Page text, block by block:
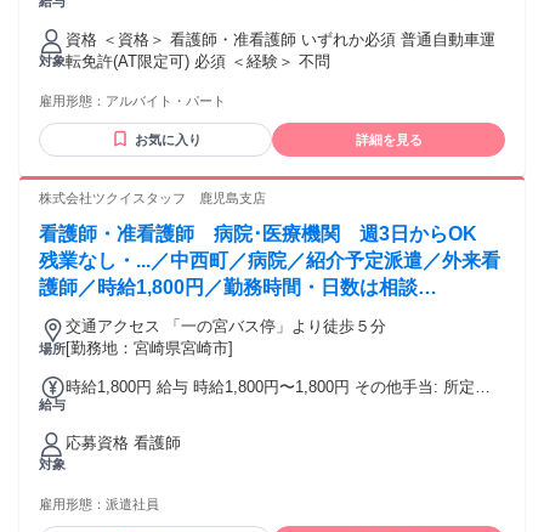
（実費/月5万円まで）
対象
資格 ＜資格＞ 看護師・准看護師 いずれか必須 普通自動車運
転免許(AT限定可) 必須 ＜経験＞ 不問
雇用形態： アルバイト・パート
お気に入り 詳細を見る
株式会社ツクイスタッフ 鹿児島支店
看護師・准看護師 病院･医療機関 週3日からOK
残業なし・...／中西町／病院／紹介予定派遣／外来看
護師／時給1,800円／勤務時間・日数は相談
可/6078_371676
場所
交通アクセス 「一の宮バス停」より徒歩５分
[勤務地：宮崎県宮崎市]
給与
時給1,800円 給与 時給1,800円〜1,800円 その他手当: 所定外
り：実績による 締日・支払日（支払い方法）: 月末締め・翌
月15日 銀行振込
対象
応募資格 看護師
雇用形態： 派遣社員